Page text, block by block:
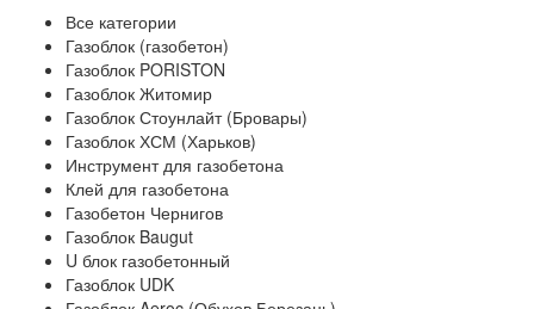
Все категории
Газоблок (газобетон)
Газоблок PORISTON
Газоблок Житомир
Газоблок Стоунлайт (Бровары)
Газоблок ХСМ (Харьков)
Инструмент для газобетона
Клей для газобетона
Газобетон Чернигов
Газоблок Baugut
U блок газобетонный
Газоблок UDK